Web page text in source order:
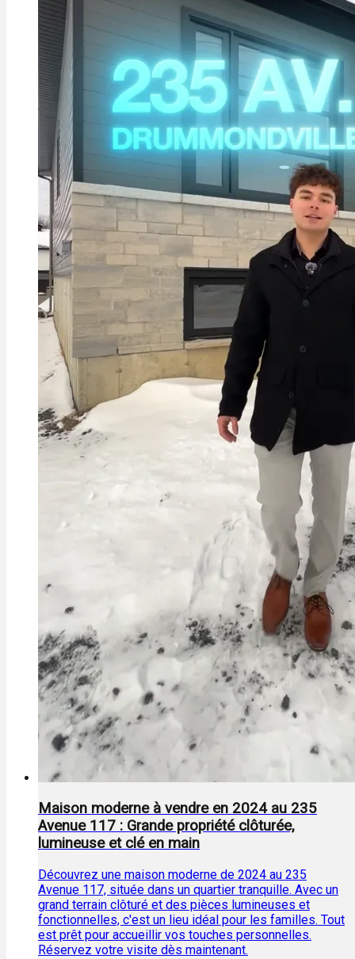
Maison moderne à vendre en 2024 au 235
Avenue 117 : Grande propriété clôturée,
lumineuse et clé en main
Découvrez une maison moderne de 2024 au 235
Avenue 117, située dans un quartier tranquille. Avec un
grand terrain clôturé et des pièces lumineuses et
fonctionnelles, c'est un lieu idéal pour les familles. Tout
est prêt pour accueillir vos touches personnelles.
Réservez votre visite dès maintenant.